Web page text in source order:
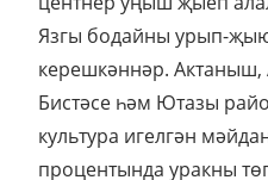
Язгы бодайны урып-
керешкәннәр. Актаныш,
Бистәсе һәм Ютазы
культура игелгән
процентында уракны